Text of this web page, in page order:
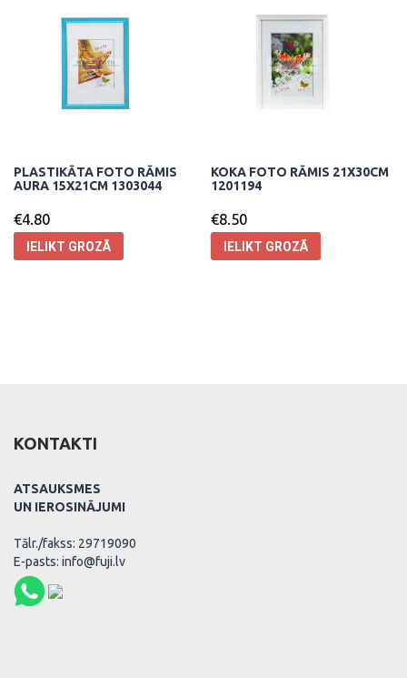
PLASTIKĀTA FOTO RĀMIS
AURA 15X21CM 1303044
€4.80
IELIKT GROZĀ
KOKA FOTO RĀMIS 21X30CM
1201194
€8.50
IELIKT GROZĀ
KONTAKTI
ATSAUKSMES
UN IEROSINĀJUMI
Tālr./fakss: 29719090
E-pasts: info@fuji.lv